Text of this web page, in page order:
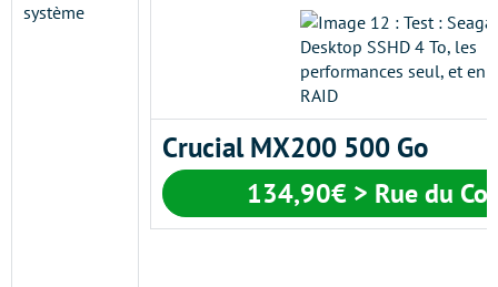
système
Crucial MX200 500 Go
134,90€ > Rue du